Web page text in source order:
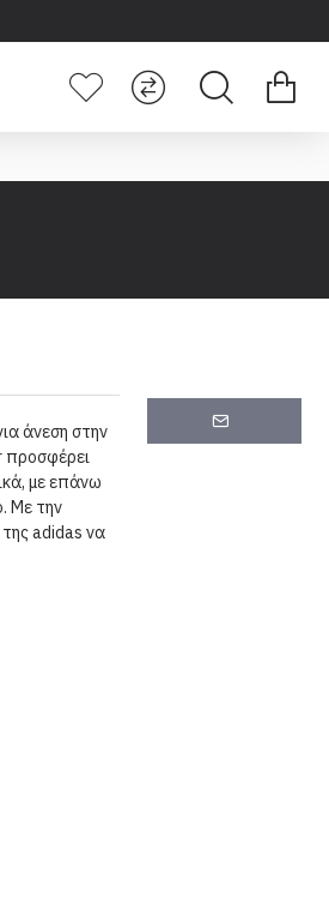
άνεση στην
προσφέρει
με επάνω
Με την
adidas να